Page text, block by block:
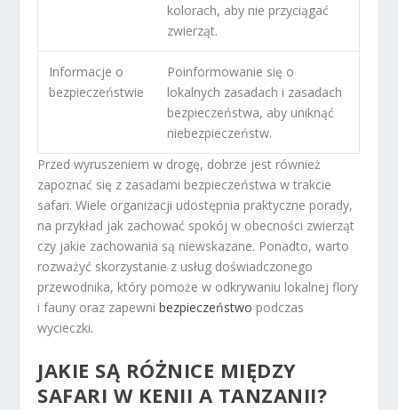
kolorach, aby nie przyciągać
zwierząt.
Informacje o
bezpieczeństwie
Poinformowanie się o
lokalnych zasadach i zasadach
bezpieczeństwa, aby uniknąć
niebezpieczeństw.
Przed wyruszeniem w drogę, dobrze jest również
zapoznać się z zasadami bezpieczeństwa w trakcie
safari. Wiele organizacji udostępnia praktyczne porady,
na przykład jak zachować spokój w obecności zwierząt
czy jakie zachowania są niewskazane. Ponadto, warto
rozważyć skorzystanie z usług doświadczonego
przewodnika, który pomoże w odkrywaniu lokalnej flory
i fauny oraz zapewnibezpieczeństwo podczas
wycieczki.
JAKIE SĄ RÓŻNICE MIĘDZY
SAFARI W KENII A TANZANII?